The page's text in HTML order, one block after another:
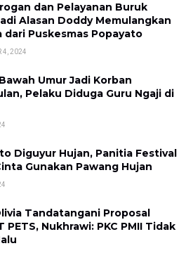
dan Pelayanan Buruk
Alasan Doddy Memulangkan
dari Puskesmas Popayato
4, 2024
Umur Jadi Korban
Pelaku Diduga Guru Ngaji di
Diguyur Hujan, Panitia Festival
Gunakan Pawang Hujan
Tandatangani Proposal
PETS, Nukhrawi: PKC PMII Tidak